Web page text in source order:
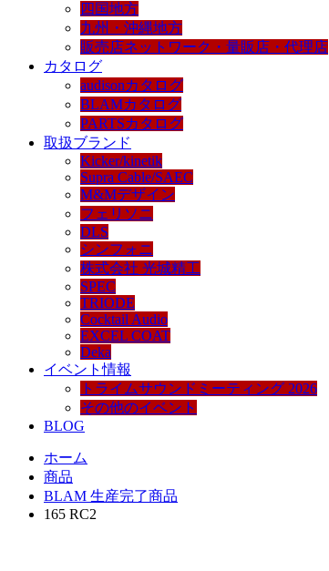
四国地方
九州・沖縄地方
販売店ネットワーク・量販店・代理店
カタログ
audisonカタログ
BLAMカタログ
PARTSカタログ
取扱ブランド
Kicker/kinetik
Supra Cable/SAEC
M&Mデザイン
フェリソニ
DLS
シンフォニ
株式会社 光城精工
SPEC
TRIODE
Cocktail Audio
EXCEL COAT
Deka
イベント情報
トライムサウンドミーティング 2026
その他のイベント
BLOG
ホーム
商品
BLAM 生産完了商品
165 RC2